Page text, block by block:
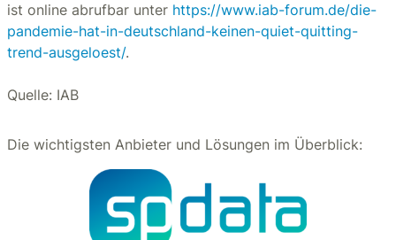
ist online abrufbar unter https://www.iab-forum.de/die-
pandemie-hat-in-deutschland-keinen-quiet-quitting-
trend-ausgeloest/.
Quelle: IAB
Die wichtigsten Anbieter und Lösungen im Überblick: